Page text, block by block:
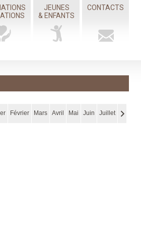
JEUNES
& ENFANTS
CONTACTS
Février Mars Avril Mai Juin Juillet